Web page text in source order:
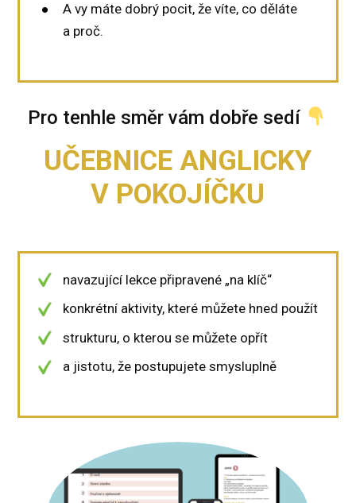
A vy máte dobrý pocit, že víte, co děláte
a proč.
Pro tenhle směr vám dobře sedí
UČEBNICE ANGLICKY
V POKOJÍČKU
navazující lekce připravené „na klíč“
konkrétní aktivity, které můžete hned použít
strukturu, o kterou se můžete opřít
a jistotu, že postupujete smysluplně